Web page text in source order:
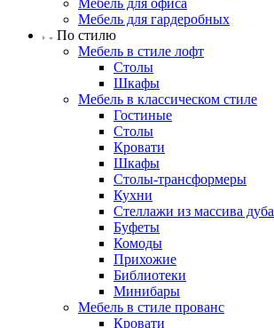
Мебель для офиса
Мебель для гардеробных
По стилю
Мебель в стиле лофт
Столы
Шкафы
Мебель в классическом стиле
Гостиные
Столы
Кровати
Шкафы
Столы-трансформеры
Кухни
Стеллажи из массива дуба
Буфеты
Комоды
Прихожие
Библиотеки
Минибары
Мебель в стиле прованс
Кровати